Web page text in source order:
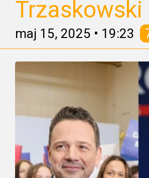
maj 15, 2025 • 19:23